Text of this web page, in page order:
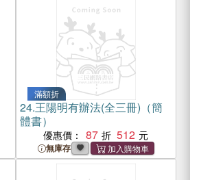
滿額折
24.王陽明有辦法(全三冊)（簡
體書）
優惠價： 87 512
無庫存